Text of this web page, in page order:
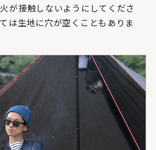
が接触しないようにしてくださ
は生地に穴が空くこともありま